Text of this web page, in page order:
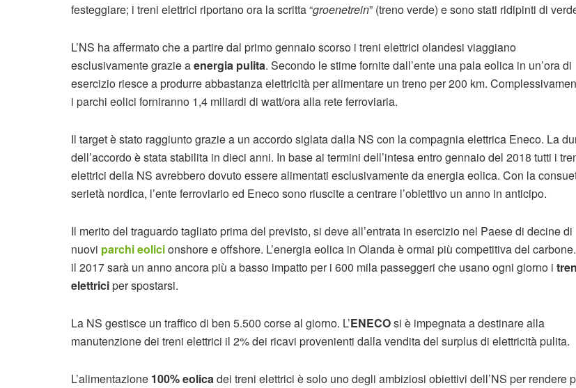
festeggiare; i treni elettrici riportano ora la scritta “groenetrein” (treno verde) e sono stati ridipinti di
L’NS ha affermato che a partire dal primo gennaio scorso i treni elettrici olandesi viaggiano
esclusivamente grazie aenergia pulita. Secondo le stime fornite dall’ente una pala eolica in un’ora di
esercizio riesce a produrre abbastanza elettricità per alimentare un treno per 200 km.
i parchi eolici forniranno 1,4 miliardi di watt/ora alla rete ferroviaria.
Il target è stato raggiunto grazie a un accordo siglata dalla NS con la compagnia elettrica Eneco. La
dell’accordo è stata stabilita in dieci anni. In base ai termini dell’intesa entro gennaio del 2018 tutti i
elettrici della NS avrebbero dovuto essere alimentati esclusivamente da energia eolica. Con la
serietà nordica, l’ente ferroviario ed Eneco sono riuscite a centrare l’obiettivo un anno in anticipo.
Il merito del traguardo tagliato prima del previsto, si deve all’entrata in esercizio nel Paese di decine di
nuovi parchi eolicionshore e offshore. L’energia eolica in Olanda è ormai più competitiva del
il 2017 sarà un anno ancora più a basso impatto per i 600 mila passeggeri che usano ogni giorno i
elettriciper spostarsi.
La NS gestisce un traffico di ben 5.500 corse al giorno. L’ENECOsi è impegnata a destinare alla
manutenzione dei treni elettrici il 2% dei ricavi provenienti dalla vendita del surplus di elettricità pulita.
L’alimentazione 100% eolicadei treni elettrici è solo uno degli ambiziosi obiettivi dell’NS per rendere